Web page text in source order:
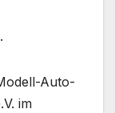
Auto-
im